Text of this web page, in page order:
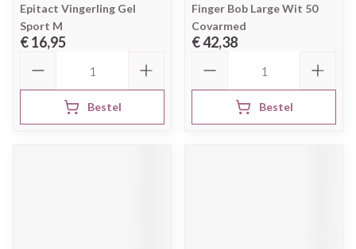
Epitact Vingerling Gel
Sport M
€ 16,95
Bestel
Finger Bob Large Wit 50
Covarmed
€ 42,38
Bestel